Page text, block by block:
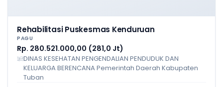
Rehabilitasi Puskesmas Kenduruan
PAGU
Rp. 280.521.000,00 (281,0 Jt)
DINAS KESEHATAN PENGENDALIAN PENDUDUK DAN
KELUARGA BERENCANA Pemerintah Daerah Kabupaten
Tuban